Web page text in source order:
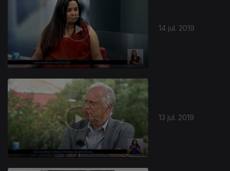
14 jul. 2019
13 jul. 2019